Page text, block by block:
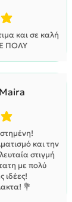
είναι
και σε καλή
ΠΟΛΥ
είναι
και την
στιγμή
με πολύ
ιδέες!
💐